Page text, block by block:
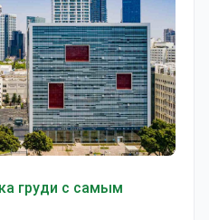
груди с самым